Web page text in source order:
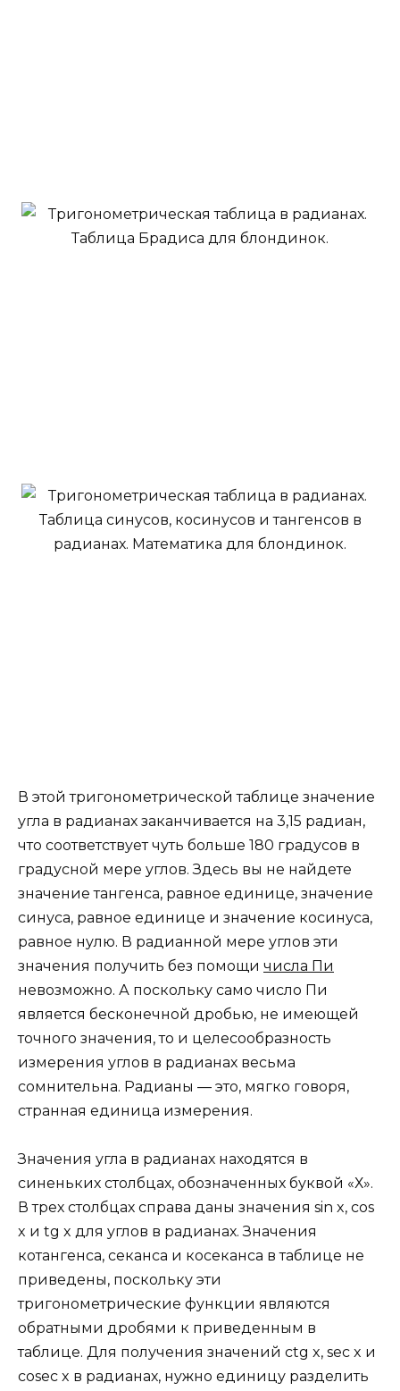
В этой тригонометрической таблице значение
угла в радианах заканчивается на 3,15 радиан,
что соответствует чуть больше 180 градусов в
градусной мере углов. Здесь вы не найдете
значение тангенса, равное единице, значение
синуса, равное единице и значение косинуса,
равное нулю. В радианной мере углов эти
значения получить без помощи числа Пи
невозможно. А поскольку само число Пи
является бесконечной дробью, не имеющей
точного значения, то и целесообразность
измерения углов в радианах весьма
сомнительна. Радианы — это, мягко говоря,
странная единица измерения.
Значения угла в радианах находятся в
синеньких столбцах, обозначенных буквой «Х».
В трех столбцах справа даны значения sin x, cos
x и tg x для углов в радианах. Значения
котангенса, секанса и косеканса в таблице не
приведены, поскольку эти
тригонометрические функции являются
обратными дробями к приведенным в
таблице. Для получения значений ctg x, sec x и
cosec x в радианах, нужно единицу разделить